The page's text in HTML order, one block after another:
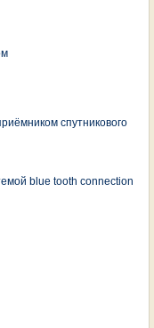
спутникового
blue tooth connection